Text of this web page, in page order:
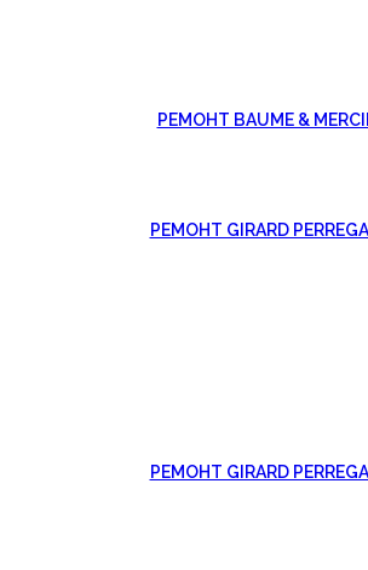
РЕМОНТ BAUME &
РЕМОНТ GIRARD
РЕМОНТ GIRARD